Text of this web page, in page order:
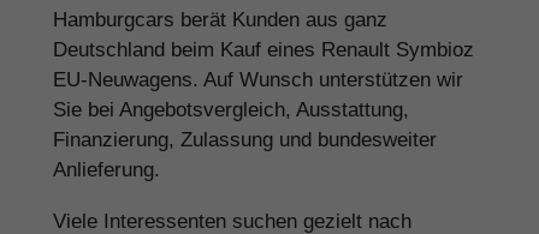
Hamburgcars berät Kunden aus ganz
Deutschland beim Kauf eines Renault Symbioz
EU-Neuwagens. Auf Wunsch unterstützen wir
Sie bei Angebotsvergleich, Ausstattung,
Finanzierung, Zulassung und bundesweiter
Anlieferung.
Viele Interessenten suchen gezielt nach